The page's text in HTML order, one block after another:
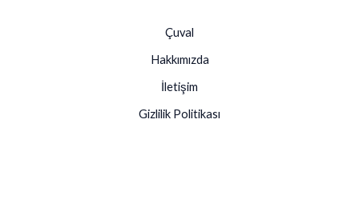
Çuval
Hakkımızda
İletişim
Gizlilik Politikası